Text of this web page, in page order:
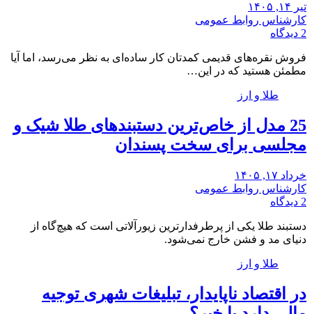
تیر ۱۴, ۱۴۰۵
کارشناس روابط عمومی
2 دیدگاه
فروش نقره‌های قدیمی کمدتان کار ساده‌ای به نظر می‌رسد، اما آیا
مطمئن هستید که در این…
طلا و ارز
25 ‌مدل از خاص‌ترین دستبندهای طلا شیک و
مجلسی برای سخت پسندان
خرداد ۱۷, ۱۴۰۵
کارشناس روابط عمومی
2 دیدگاه
دستبند طلا یکی از پرطرفدارترین زیورآلاتی است که هیچ‌گاه از
دنیای مد و فشن خارج نمی‌شود.
طلا و ارز
در اقتصاد ناپایدار، تبلیغات شهری توجیه